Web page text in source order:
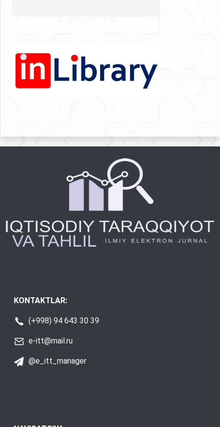
KONTAKTLAR:
(+998) 94 643 30 39
e-itt@mail.ru
@e_itt_manager